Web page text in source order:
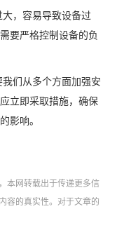
，容易导致设备过
要严格控制设备的负
们从多个方面加强安
立即采取措施，确保
影响。
本网转载出于传递更多信
容的真实性。对于文章的